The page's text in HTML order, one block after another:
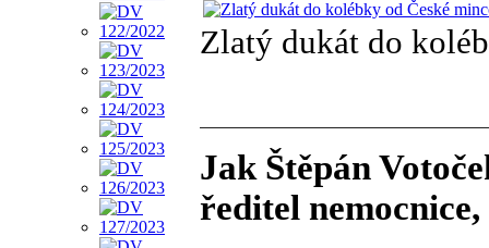
Zlatý dukát do
Jak Štěpán
ředitel